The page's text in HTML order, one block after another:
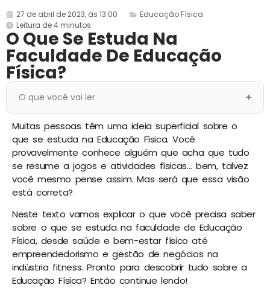
27 de abril de 2023, às 13:00
Educação Física
Leitura de 4 minutos
O Que Se Estuda Na
Faculdade De Educação
Física?
O que você vai ler
Muitas pessoas têm uma ideia superficial sobre o
que se estuda na Educação Física. Você
provavelmente conhece alguém que acha que tudo
se resume a jogos e atividades físicas… bem, talvez
você mesmo pense assim. Mas será que essa visão
está correta?
Neste texto vamos explicar o que você precisa saber
sobre o que se estuda na faculdade de Educação
Física, desde saúde e bem-estar físico até
empreendedorismo e gestão de negócios na
indústria fitness. Pronto para descobrir tudo sobre a
Educação Física? Então continue lendo!